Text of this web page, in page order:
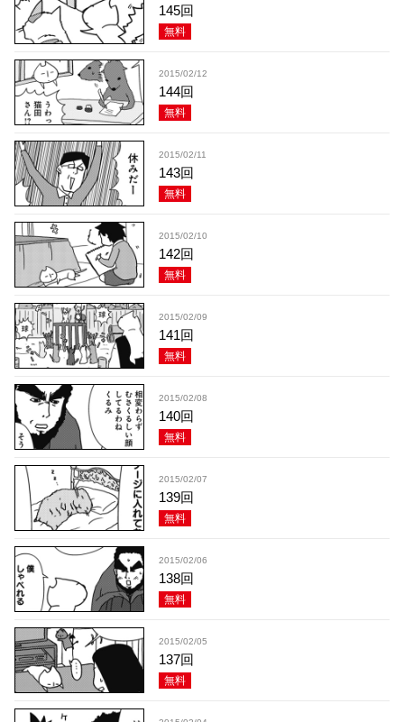
145回
無料
2015/02/12
144回
無料
2015/02/11
143回
無料
2015/02/10
142回
無料
2015/02/09
141回
無料
2015/02/08
140回
無料
2015/02/07
139回
無料
2015/02/06
138回
無料
2015/02/05
137回
無料